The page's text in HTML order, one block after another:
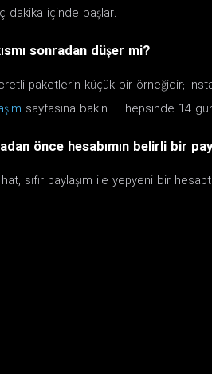
dakika içinde başlar.
sonradan düşer mi?
paketlerin küçük bir örneğidir;
sayfasına bakın — hepsinde 14
önce hesabımın belirli bir
sıfır paylaşım ile yepyeni bir